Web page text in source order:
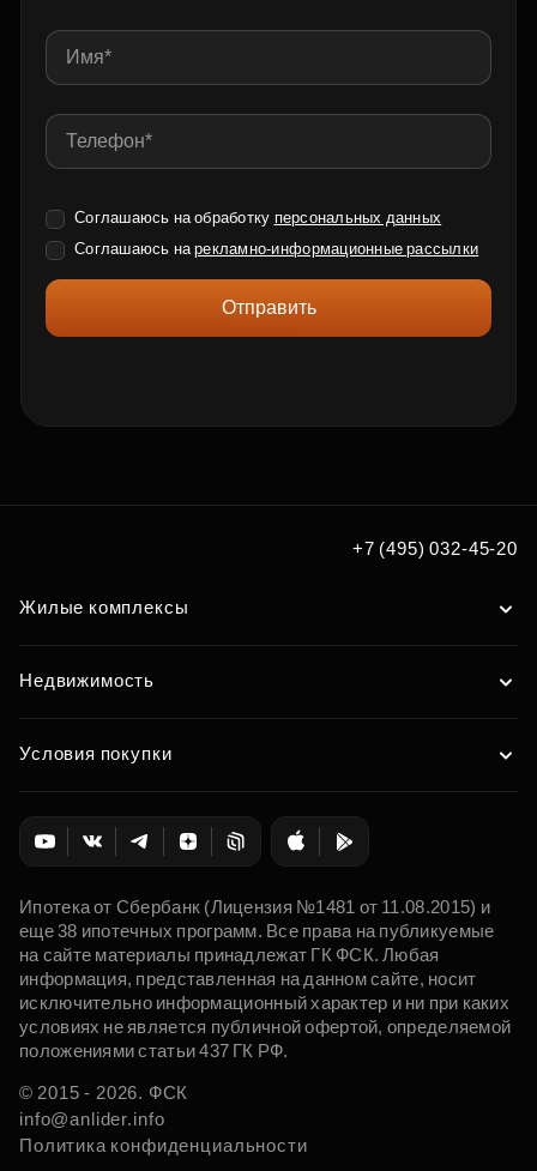
Соглашаюсь на обработку персональных данных
Соглашаюсь нарекламно-информационные рассылки
Отправить
+7 (495) 032-45-20
Жилые комплексы
Недвижимость
Условия покупки
Ипотека от Сбербанк (Лицензия №1481 от 11.08.2015) и
еще 38 ипотечных программ. Все права на публикуемые
на сайте материалы принадлежат ГК ФСК. Любая
информация, представленная на данном сайте, носит
исключительно информационный характер и ни при каких
условиях не является публичной офертой, определяемой
положениями статьи 437 ГК РФ.
© 2015 - 2026. ФСК
info@anlider.info
Политика конфиденциальности